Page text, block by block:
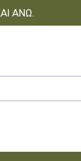
ΆΝΩ.